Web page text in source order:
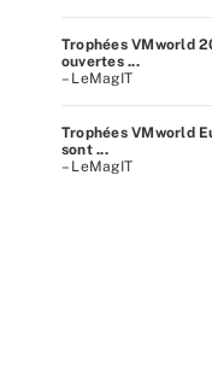
Trophées VMworld
ouvertes ...
– LeMagIT
Trophées VMworld
sont ...
– LeMagIT